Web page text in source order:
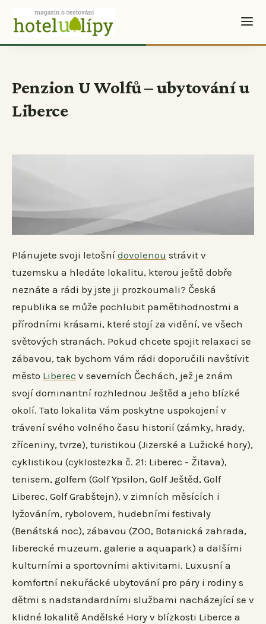
Penzion U Wolfů – ubytování u
Liberce
Plánujete svoji letošní dovolenou strávit v
tuzemsku a hledáte lokalitu, kterou ještě dobře
neznáte a rádi by jste ji prozkoumali? Česká
republika se může pochlubit pamětihodnostmi a
přírodními krásami, které stojí za vidění, ve všech
světových stranách. Pokud chcete spojit relaxaci se
zábavou, tak bychom Vám rádi doporučili navštívit
město Liberec v severních Čechách, jež je znám
svojí dominantní rozhlednou Ještěd a jeho blízké
okolí. Tato lokalita Vám poskytne uspokojení v
trávení svého volného času historií (zámky, hrady,
zříceniny, tvrze), turistikou (Jizerské a Lužické hory),
cyklistikou (cyklostezka č. 21: Liberec - Žitava),
tenisem, golfem (Golf Ypsilon, Golf Ještěd, Golf
Liberec, Golf Grabštejn), v zimních měsících i
lyžováním, rybolovem, hudebními festivaly
(Benátská noc), zábavou (ZOO, Botanická zahrada,
liberecké muzeum, galerie a aquapark) a dalšími
kulturními a sportovními aktivitami. Luxusní a
komfortní nekuřácké ubytování pro páry i rodiny s
dětmi s nadstandardními službami nacházející se v
klidné lokalitě Andělské Hory v blízkosti Liberce a